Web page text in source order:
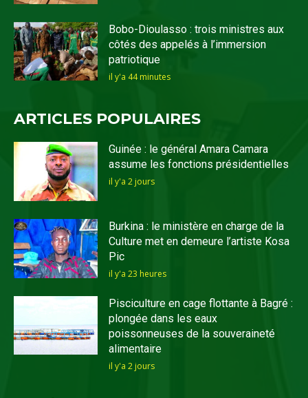
Bobo-Dioulasso : trois ministres aux
côtés des appelés à l’immersion
patriotique
il y'a 44 minutes
ARTICLES POPULAIRES
Guinée : le général Amara Camara
assume les fonctions présidentielles
il y'a 2 jours
Burkina : le ministère en charge de la
Culture met en demeure l’artiste Kosa
Pic
il y'a 23 heures
Pisciculture en cage flottante à Bagré :
plongée dans les eaux
poissonneuses de la souveraineté
alimentaire
il y'a 2 jours